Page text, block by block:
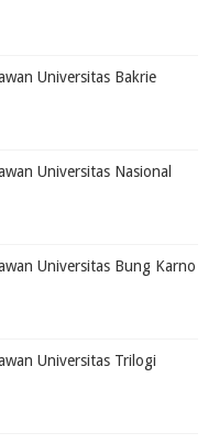
Universitas Bakrie
Universitas Nasional
Universitas Bung Karno
Universitas Trilogi